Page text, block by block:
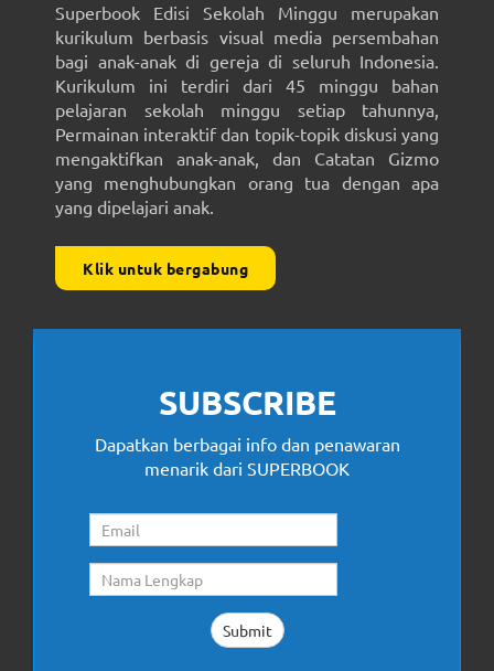
Superbook Edisi Sekolah Minggu merupakan
kurikulum berbasis visual media persembahan
bagi anak-anak di gereja di seluruh Indonesia.
Kurikulum ini terdiri dari 45 minggu bahan
pelajaran sekolah minggu setiap tahunnya,
Permainan interaktif dan topik-topik diskusi yang
mengaktifkan anak-anak, dan Catatan Gizmo
yang menghubungkan orang tua dengan apa
yang dipelajari anak.
Klik untuk bergabung
SUBSCRIBE
Dapatkan berbagai info dan penawaran
menarik dari SUPERBOOK